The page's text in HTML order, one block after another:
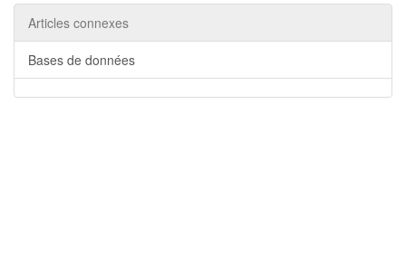
Articles connexes
Bases de données